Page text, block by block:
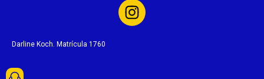
Darline Koch. Matrícula 1760